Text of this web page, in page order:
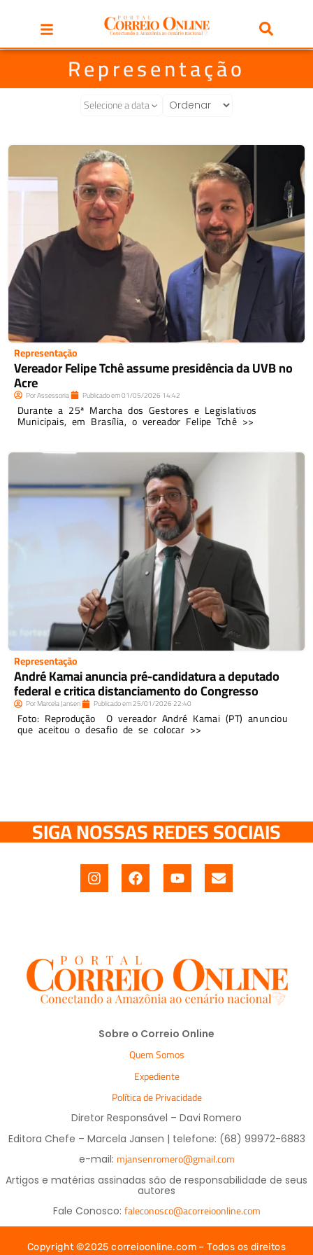
Representação
Selecione a data
Representação
Vereador Felipe Tchê assume presidência da UVB no
Acre
PorAssessoria Publicado em01/05/2026 14:42
Durante a 25ª Marcha dos Gestores e Legislativos
Municipais, em Brasília, o vereador Felipe Tchê >>
Representação
André Kamai anuncia pré-candidatura a deputado
federal e critica distanciamento do Congresso
PorMarcela Jansen Publicado em25/01/202622:40
Foto: Reprodução O vereador André Kamai (PT) anunciou
que aceitou o desafio de se colocar >>
SIGA NOSSAS REDES SOCIAIS
Sobre o Correio Online
Quem Somos
Expediente
Política de Privacidade
Diretor Responsável – Davi Romero
Editora Chefe – Marcela Jansen | telefone: (68) 99972-6883
e-mail: mjansenromero@gmail.com
Artigos e matérias assinadas são de responsabilidade de seus
autores
Fale Conosco: faleconosco@acorreioonline.com
Copyright ©2025 correioonline.com – Todos os direitos